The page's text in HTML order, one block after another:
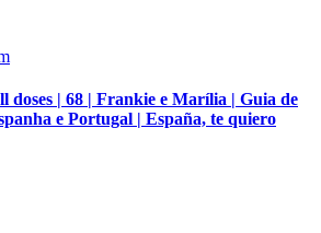
doses | 68 | Frankie e Marília | Guia de
e Portugal | España, te quiero